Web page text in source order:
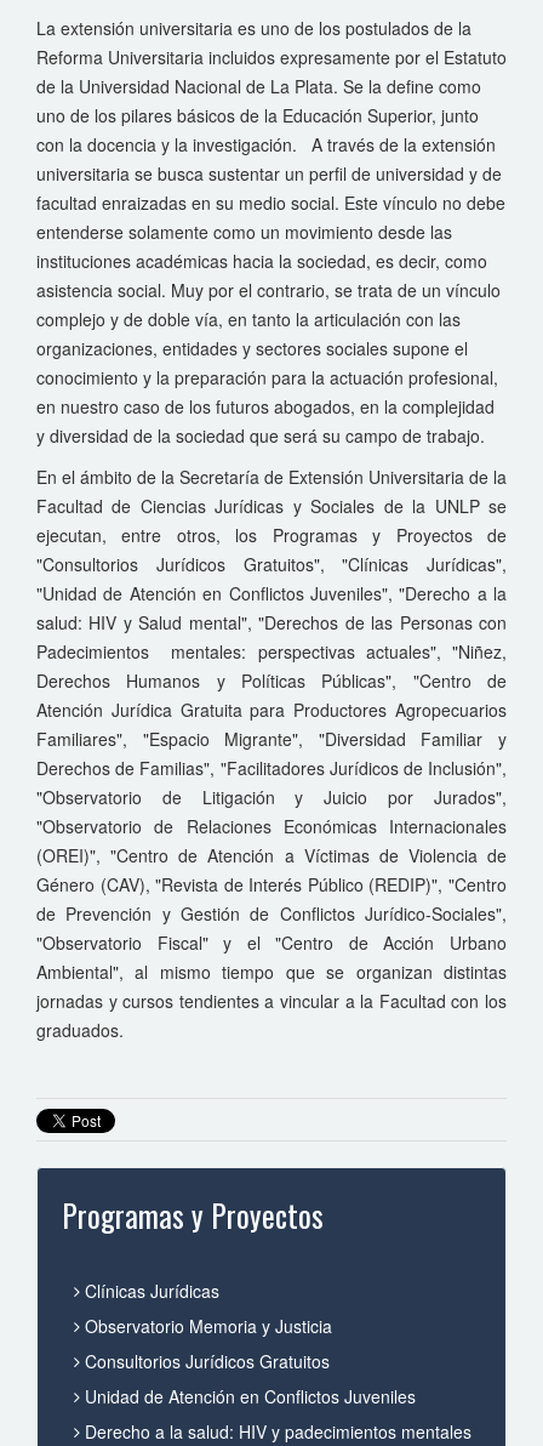
La extensión universitaria es uno de los postulados de la
Reforma Universitaria incluidos expresamente por el Estatuto
de la Universidad Nacional de La Plata. Se la define como
uno de los pilares básicos de la Educación Superior, junto
con la docencia y la investigación. A través de la extensión
universitaria se busca sustentar un perfil de universidad y de
facultad enraizadas en su medio social. Este vínculo no debe
entenderse solamente como un movimiento desde las
instituciones académicas hacia la sociedad, es decir, como
asistencia social. Muy por el contrario, se trata de un vínculo
complejo y de doble vía, en tanto la articulación con las
organizaciones, entidades y sectores sociales supone el
conocimiento y la preparación para la actuación profesional,
en nuestro caso de los futuros abogados, en la complejidad
y diversidad de la sociedad que será su campo de trabajo.
En el ámbito de la Secretaría de Extensión Universitaria de la
Facultad de Ciencias Jurídicas y Sociales de la UNLP se
ejecutan, entre otros, los Programas y Proyectos de
"Consultorios Jurídicos Gratuitos", "Clínicas Jurídicas",
"Unidad de Atención en Conflictos Juveniles", "Derecho a la
salud: HIV y Salud mental", "Derechos de las Personas con
Padecimientos mentales: perspectivas actuales", "Niñez,
Derechos Humanos y Políticas Públicas", "Centro de
Atención Jurídica Gratuita para Productores Agropecuarios
Familiares", "Espacio Migrante", "Diversidad Familiar y
Derechos de Familias", "Facilitadores Jurídicos de Inclusión",
"Observatorio de Litigación y Juicio por Jurados",
"Observatorio de Relaciones Económicas Internacionales
(OREI)", "Centro de Atención a Víctimas de Violencia de
Género (CAV), "Revista de Interés Público (REDIP)", "Centro
de Prevención y Gestión de Conflictos Jurídico-Sociales",
"Observatorio Fiscal" y el "Centro de Acción Urbano
Ambiental", al mismo tiempo que se organizan distintas
jornadas y cursos tendientes a vincular a la Facultad con los
graduados.
Programas y Proyectos
Clínicas Jurídicas
Observatorio Memoria y Justicia
Consultorios Jurídicos Gratuitos
Unidad de Atención en Conflictos Juveniles
Derecho a la salud: HIV y padecimientos mentales